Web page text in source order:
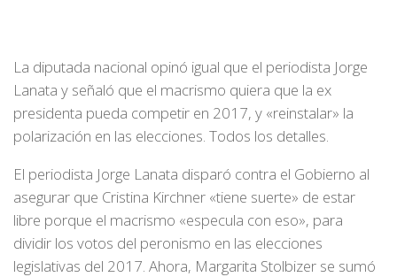
La diputada nacional opinó igual que el periodista Jorge
Lanata y señaló que el macrismo quiera que la ex
presidenta pueda competir en 2017, y «reinstalar» la
polarización en las elecciones. Todos los detalles.
El periodista Jorge Lanata disparó contra el Gobierno al
asegurar que Cristina Kirchner «tiene suerte» de estar
libre porque el macrismo «especula con eso», para
dividir los votos del peronismo en las elecciones
legislativas del 2017. Ahora, Margarita Stolbizer se sumó